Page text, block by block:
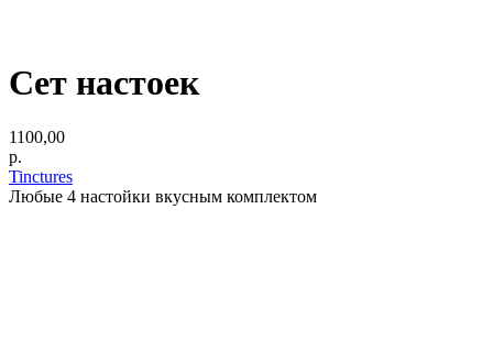
Сет настоек
1100,00
р.
Tinctures
Любые 4 настойки вкусным комплектом